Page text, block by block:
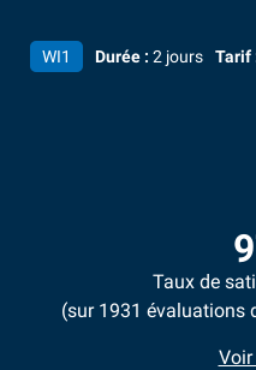
WI1 Durée : 2 jours Tarif
Taux de
(sur 1931